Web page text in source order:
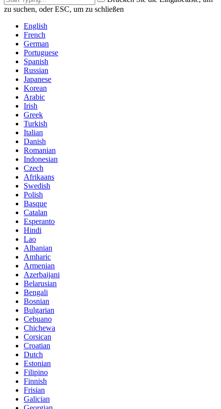
zu suchen, oder ESC, um zu schließen
English
French
German
Portuguese
Spanish
Russian
Japanese
Korean
Arabic
Irish
Greek
Turkish
Italian
Danish
Romanian
Indonesian
Czech
Afrikaans
Swedish
Polish
Basque
Catalan
Esperanto
Hindi
Lao
Albanian
Amharic
Armenian
Azerbaijani
Belarusian
Bengali
Bosnian
Bulgarian
Cebuano
Chichewa
Corsican
Croatian
Dutch
Estonian
Filipino
Finnish
Frisian
Galician